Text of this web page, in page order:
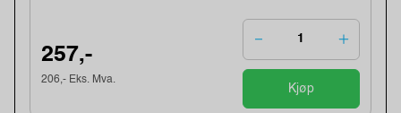
257,-
206,- Eks. Mva.
Kjøp